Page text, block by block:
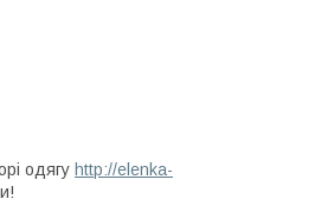
одягу http://elenka-